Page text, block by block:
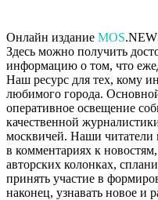
Онлайн издание MOS
Здесь можно получить
информацию о том, что
Наш ресурс для тех, кому
любимого города.
оперативное освещение
качественной
москвичей. Наши читатели
в комментариях к
авторских колонках,
принять участие в
наконец, узнавать новое и